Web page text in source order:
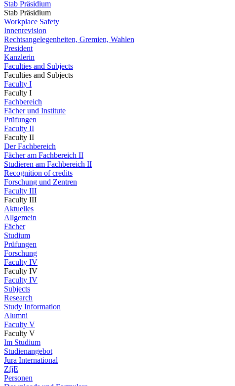
Stab Präsidium
Stab Präsidium
Workplace Safety
Innenrevision
Rechtsangelegenheiten, Gremien, Wahlen
President
Kanzlerin
Faculties and Subjects
Faculties and Subjects
Faculty I
Faculty I
Fachbereich
Fächer und Institute
Prüfungen
Faculty II
Faculty II
Der Fachbereich
Fächer am Fachbereich II
Studieren am Fachbereich II
Recognition of credits
Forschung und Zentren
Faculty III
Faculty III
Aktuelles
Allgemein
Fächer
Studium
Prüfungen
Forschung
Faculty IV
Faculty IV
Faculty IV
Subjects
Research
Study Information
Alumni
Faculty V
Faculty V
Im Studium
Studienangebot
Jura International
ZfjE
Personen